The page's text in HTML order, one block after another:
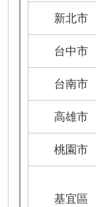
新北市
台中市
台南市
高雄市
桃園市
基宜區